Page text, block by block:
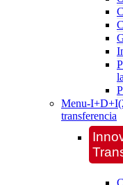
Menu-
transferencia